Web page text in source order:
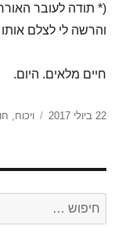
(* תודה לעובר
והרשה לי לצלם
חיים מלאים. היום.
פורסם
22 ביולי 2017 תגיות
ויכוח
חפש: